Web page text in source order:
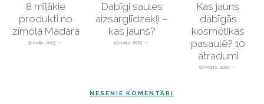
8 mīļākie
produkti no
zīmola Madara
31 maijs, 2023
Dabīgi saules
aizsarglīdzekļi –
kas jauns?
19 maijs, 2023
Kas jauns
dabīgās
kosmētikas
pasaulē? 10
atradumi
09 Marts, 2023
NESENIE KOMENTĀRI